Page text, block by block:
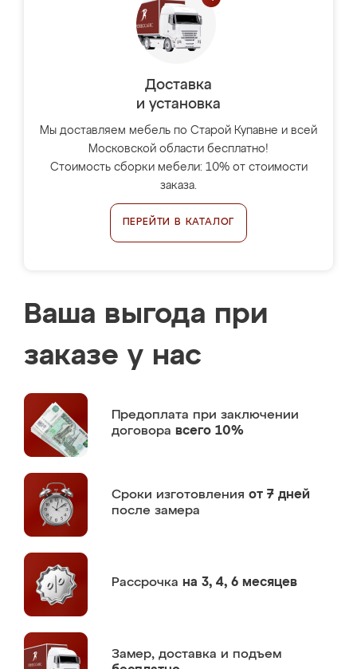
Доставка
и установка
Мы доставляем мебель по Старой Купавне и всей
Московской области бесплатно!
Стоимость сборки мебели: 10% от стоимости
заказа.
ПЕРЕЙТИ В КАТАЛОГ
Ваша выгода при
заказе у нас
Предоплата при заключении
договора всего 10%
Сроки изготовления от 7 дней
после замера
Рассрочка на 3, 4, 6 месяцев
Замер, доставка и подъем